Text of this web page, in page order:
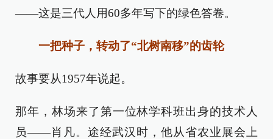
——这是三代人用60多年写下的绿色答卷。
一把种子，转动了“北树南移”的齿轮
故事要从1957年说起。
那年，林场来了第一位林学科班出身的技术人
员——肖凡。途经武汉时，他从省农业展会上